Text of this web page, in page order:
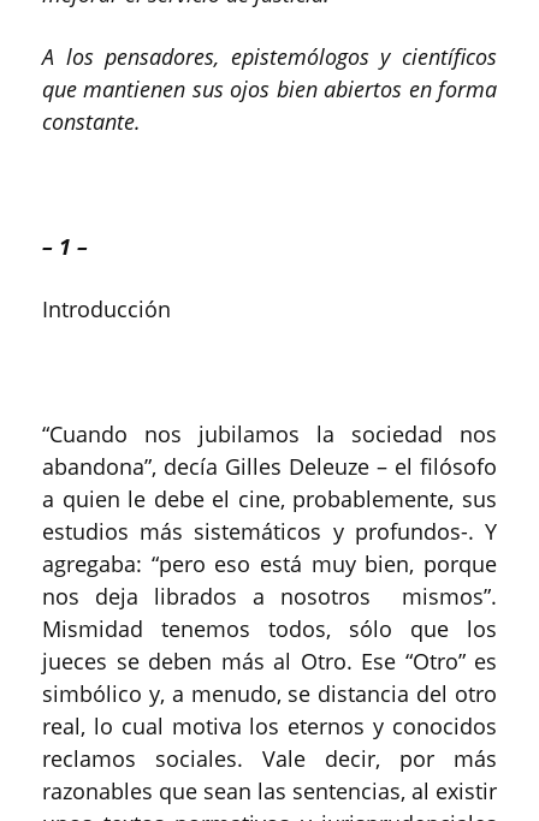
A los pensadores, epistemólogos y científicos
que mantienen sus ojos bien abiertos en forma
constante.
– 1 –
Introducción
“Cuando nos jubilamos la sociedad nos
abandona”, decía Gilles Deleuze – el filósofo
a quien le debe el cine, probablemente, sus
estudios más sistemáticos y profundos-. Y
agregaba: “pero eso está muy bien, porque
nos deja librados a nosotros mismos”.
Mismidad tenemos todos, sólo que los
jueces se deben más al Otro. Ese “Otro” es
simbólico y, a menudo, se distancia del otro
real, lo cual motiva los eternos y conocidos
reclamos sociales. Vale decir, por más
razonables que sean las sentencias, al existir